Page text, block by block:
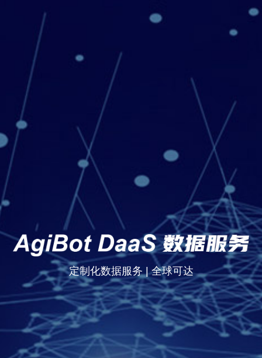
定制化数据服务 | 全球可达